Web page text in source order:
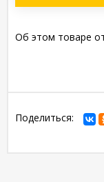
Об этом товаре
Поделиться: